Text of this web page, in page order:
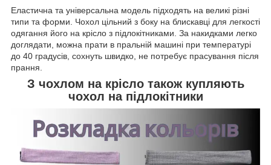
Еластична та універсальна модель підходять на великі різні
типи та форми. Чохол цільний з боку на блискавці для легкості
одягання його на крісло з підлокітниками. За накидками легко
доглядати, можна прати в пральній машині при температурі
до 40 градусів, сохнуть швидко, не потребує прасування після
прання.
З чохлом на крісло також купляють
чохол на підлокітники